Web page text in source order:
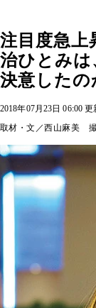
注目度急
治ひとみ
決意したの
2018年07月23日 06:00 更
取材・文／西山麻美